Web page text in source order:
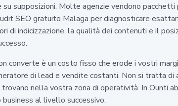
supposizioni. Molte agenzie vendono
SEO gratuito Malaga per diagnosticare
di indicizzazione, la qualità dei contenuti e il
converte è un costo fisso che erode i vostri
di lead e vendite costanti. Non si tratta di
nella vostra zona di operatività. In Ounti
al livello successivo.